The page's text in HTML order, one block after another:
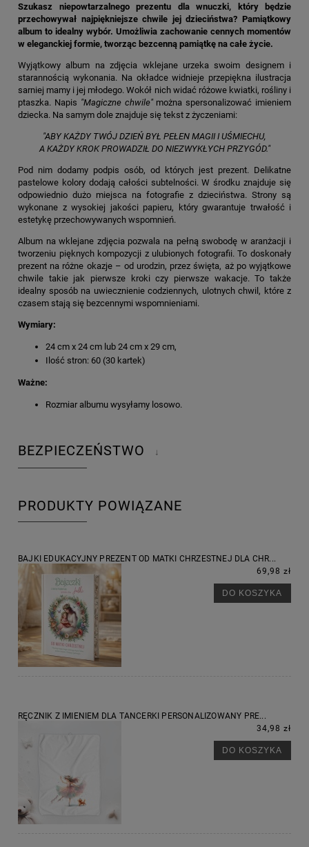
Szukasz niepowtarzalnego prezentu dla wnuczki, który będzie
przechowywał najpiękniejsze chwile jej dzieciństwa? Pamiątkowy
album to idealny wybór. Umożliwia zachowanie cennych momentów
w eleganckiej formie, tworząc bezcenną pamiątkę na całe życie.
Wyjątkowy album na zdjęcia wklejane urzeka swoim designem i
starannością wykonania. Na okładce widnieje przepiękna ilustracja
sarniej mamy i jej młodego. Wokół nich widać różowe kwiatki, rośliny i
ptaszka. Napis "Magiczne chwile"można spersonalizować imieniem
dziecka. Na samym dole znajduje się tekst z życzeniami:
"ABY KAŻDY TWÓJ DZIEŃ BYŁ PEŁEN MAGII I UŚMIECHU,
A KAŻDY KROK PROWADZIŁ DO NIEZWYKŁYCH PRZYGÓD."
Pod nim dodamy podpis osób, od których jest prezent. Delikatne
pastelowe kolory dodają całości subtelności. W środku znajduje się
odpowiednio dużo miejsca na fotografie z dzieciństwa. Strony są
wykonane z wysokiej jakości papieru, który gwarantuje trwałość i
estetykę przechowywanych wspomnień.
Album na wklejane zdjęcia pozwala na pełną swobodę w aranżacji i
tworzeniu pięknych kompozycji z ulubionych fotografii. To doskonały
prezent na różne okazje – od urodzin, przez święta, aż po wyjątkowe
chwile takie jak pierwsze kroki czy pierwsze wakacje. To także
idealny sposób na uwiecznienie codziennych, ulotnych chwil, które z
czasem stają się bezcennymi wspomnieniami.
Wymiary:
24 cm x 24 cm lub 24 cm x 29 cm,
Ilość stron: 60 (30 kartek)
Ważne:
Rozmiar albumu wysyłamy losowo.
BEZPIECZEŃSTWO ↓
PRODUKTY POWIĄZANE
BAJKI EDUKACYJNY PREZENT OD MATKI CHRZESTNEJ DLA CHR...
69,98 zł
DO KOSZYKA
RĘCZNIK Z IMIENIEM DLA TANCERKI PERSONALIZOWANY PRE...
34,98 zł
DO KOSZYKA